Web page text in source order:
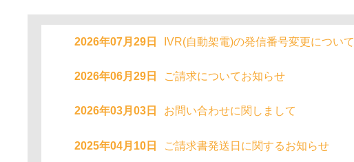
2026年07月29日 IVR(自動架電)の発信番号変更について
2026年06月29日 ご請求についてお知らせ
2026年03月03日 お問い合わせに関しまして
2025年04月10日 ご請求書発送日に関するお知らせ